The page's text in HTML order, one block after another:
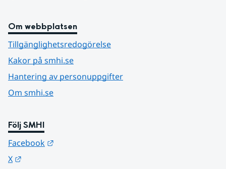
Om webbplatsen
Tillgänglighetsredogörelse
Kakor på smhi.se
Hantering av personuppgifter
Om smhi.se
Följ SMHI
Facebook
X